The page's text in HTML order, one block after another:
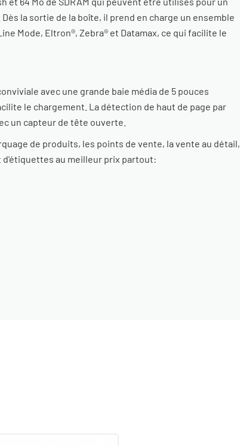
la sortie de la boîte, il prend en charge un ensemble
Mode, Eltron®, Zebra® et Datamax, ce qui facilite le
avec une grande baie média de 5 pouces
le chargement. La détection de haut de page par
un capteur de tête ouverte.
de produits, les points de vente, la vente au détail,
au meilleur prix partout: